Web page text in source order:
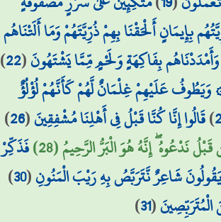
بِإِيمَانٍ أَلْحَقْنَا بِهِمْ ذُرِّيَّتَهُمْ وَمَا أَلَتْنَاهُم
وَأَمْدَدْنَاهُم بِفَاكِهَةٍ وَلَحْمٍ مِّمَّا يَشْتَهُونَ(
22
)
وَيَطُوفُ عَلَيْهِمْ غِلْمَانٌ لَّهُمْ كَأَنَّهُمْ لُؤْلُؤٌ
)قَالُوا إِنَّا كُنَّا قَبْلُ فِي أَهْلِنَا مُشْفِقِينَ(
26
)
نَدْعُوهُ ۖ إِنَّهُ هُوَ الْبَرُّ الرَّحِيمُ (28)
فَذَكِّرْ
شَاعِرٌ نَّتَرَبَّصُ بِهِ رَيْبَ الْمَنُونِ(
30
)
(
31
)